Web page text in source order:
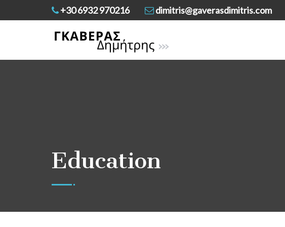
+30 6932 970216 dimitris@gaverasdimitris.com
Education